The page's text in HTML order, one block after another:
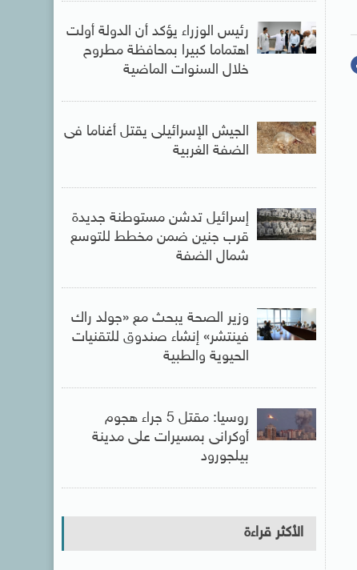
رئيس الوزراء يؤكد أن الدولة أولت
اهتماما كبيرا بمحافظة مطروح
خلال السنوات الماضية
الجيش الإسرائيلى يقتل أغناما فى
الضفة الغربية
إسرائيل تدشن مستوطنة جديدة
قرب جنين ضمن مخطط للتوسع
شمال الضفة
وزير الصحة يبحث مع «جولد راك
فينتشر» إنشاء صندوق للتقنيات
الحيوية والطبية
روسيا: مقتل 5 جراء هجوم
أوكرانى بمسيرات على مدينة
بيلجورود
الأكثر قراءة